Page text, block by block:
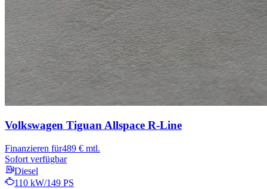
Volkswagen Tiguan Allspace R-Line
Finanzieren für489 € mtl.
Sofort verfügbar
Diesel
110 kW/149 PS